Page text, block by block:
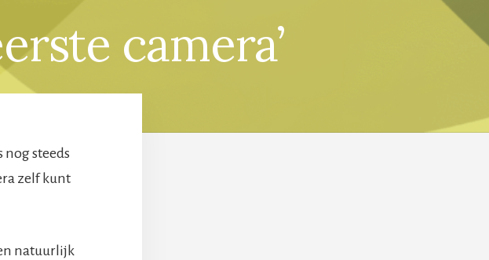
camera’
nog steeds
zelf kunt
natuurlijk
Sidebar